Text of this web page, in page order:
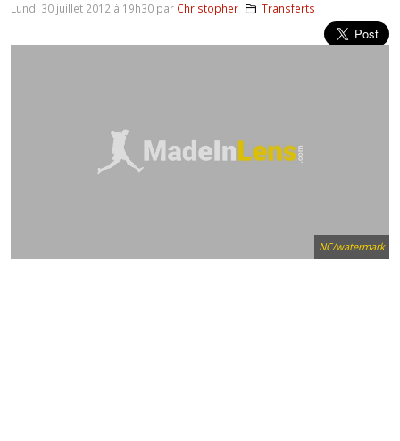
NC/watermark
Lundi 30 juillet 2012 à 19h30 par Christopher Transferts